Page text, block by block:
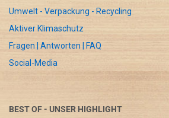
Umwelt - Verpackung - Recycling
Aktiver Klimaschutz
Fragen | Antworten | FAQ
Social-Media
BEST OF - UNSER HIGHLIGHT